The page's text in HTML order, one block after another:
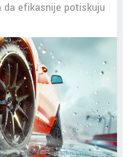
da efikasnije potiskuju